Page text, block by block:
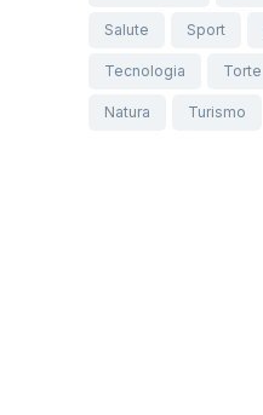
Salute Sport
Tecnologia Torte
Natura Turismo